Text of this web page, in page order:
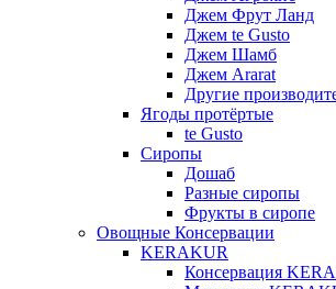
Джем Фрут Ланд
Джем te Gusto
Джем Шамб
Джем Ararat
Другие
Ягоды протёртые
te Gusto
Сиропы
Дошаб
Разные сиропы
Фрукты в сиропе
Овощные Консервации
KERAKUR
Консервация